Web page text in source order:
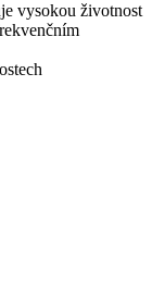
vysokou životnost